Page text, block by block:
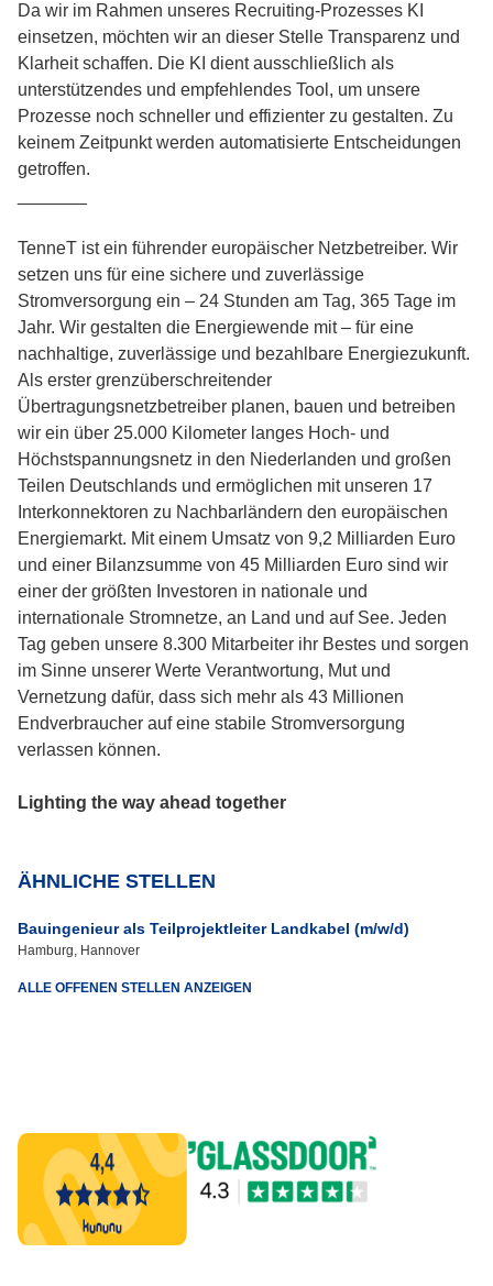
Da wir im Rahmen unseres Recruiting-Prozesses KI
einsetzen, möchten wir an dieser Stelle Transparenz und
Klarheit schaffen. Die KI dient ausschließlich als
unterstützendes und empfehlendes Tool, um unsere
Prozesse noch schneller und effizienter zu gestalten. Zu
keinem Zeitpunkt werden automatisierte Entscheidungen
getroffen.
TenneT ist ein führender europäischer Netzbetreiber. Wir
setzen uns für eine sichere und zuverlässige
Stromversorgung ein – 24 Stunden am Tag, 365 Tage im
Jahr. Wir gestalten die Energiewende mit – für eine
nachhaltige, zuverlässige und bezahlbare Energiezukunft.
Als erster grenzüberschreitender
Übertragungsnetzbetreiber planen, bauen und betreiben
wir ein über 25.000 Kilometer langes Hoch- und
Höchstspannungsnetz in den Niederlanden und großen
Teilen Deutschlands und ermöglichen mit unseren 17
Interkonnektoren zu Nachbarländern den europäischen
Energiemarkt. Mit einem Umsatz von 9,2 Milliarden Euro
und einer Bilanzsumme von 45 Milliarden Euro sind wir
einer der größten Investoren in nationale und
internationale Stromnetze, an Land und auf See. Jeden
Tag geben unsere 8.300 Mitarbeiter ihr Bestes und sorgen
im Sinne unserer Werte Verantwortung, Mut und
Vernetzung dafür, dass sich mehr als 43 Millionen
Endverbraucher auf eine stabile Stromversorgung
verlassen können.
Lighting the way ahead together
ÄHNLICHE STELLEN
Bauingenieur als Teilprojektleiter Landkabel (m/w/d)
Hamburg, Hannover
ALLE OFFENEN STELLEN ANZEIGEN